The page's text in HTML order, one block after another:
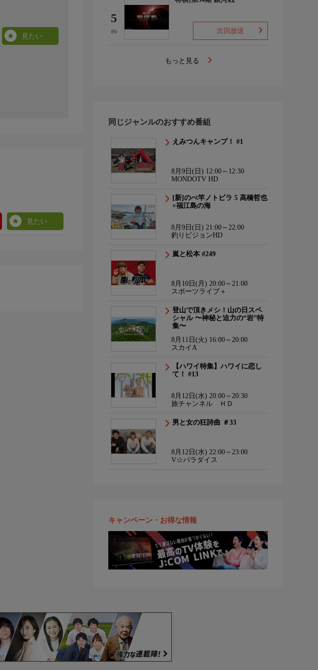
見たい
見たい
5
(6) 次回放送
もっと見る
同じジャンルのおすすめ番組
えみつんキャンプ！ #1
8月9日(日) 12:00～12:30
MONDOTV HD
[新]のべ竿ノトビラ 5 高橋哲也
×福江島の海
8月9日(日) 21:00～22:00
釣りビジョンHD
嵐と松本 #249
8月10日(月) 20:00～21:00
スポーツライブ＋
登山で頂きメシ！山の日スペ
シャル 〜神秘と迫力の“岩”特
集〜
8月11日(火) 16:00～20:00
スカイA
【ハワイ特集】ハワイに恋し
て！ #13
8月12日(水) 20:00～20:30
旅チャンネル ＨＤ
男と女の狂詩曲 ＃33
8月12日(水) 22:00～23:00
V☆パラダイス
キャンペーン・お得な情報